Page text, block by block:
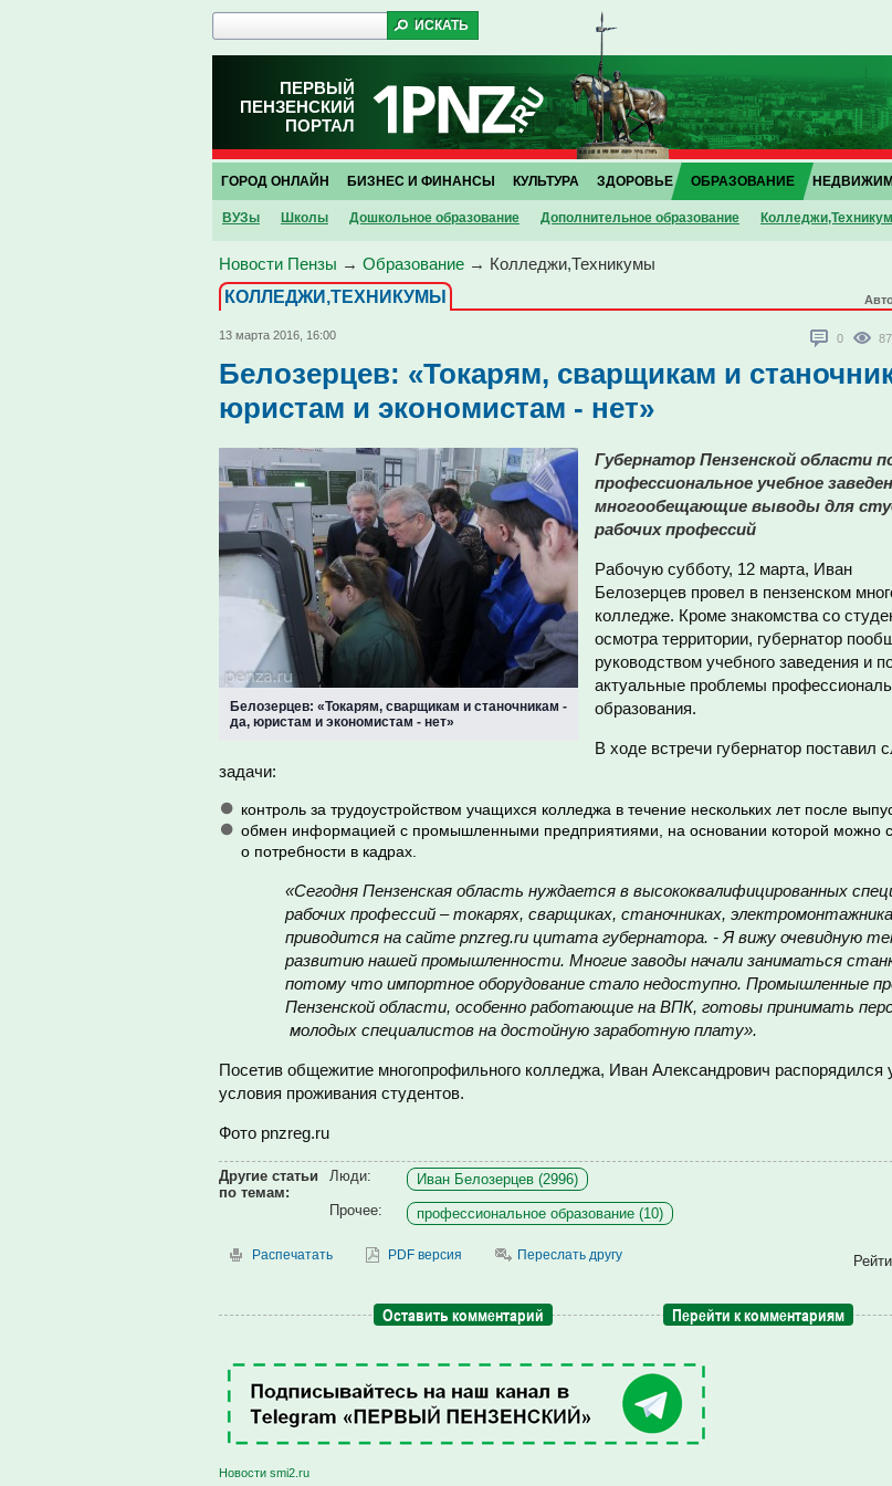
ПЕРВЫЙ
ПЕНЗЕНСКИЙ
ПОРТАЛ
ГОРОД ОНЛАЙН БИЗНЕС И ФИНАНСЫ КУЛЬТУРА ЗДОРОВЬЕ ОБРАЗОВАНИЕ
ВУЗы Школы Дошкольное образование Дополнительное образование
Новости Пензы → Образование → Колледжи,Техникумы
КОЛЛЕДЖИ,ТЕХНИКУМЫ
13 марта 2016, 16:00 0
Белозерцев: «Токарям, сварщикам и
юристам и экономистам - нет»
Белозерцев: «Токарям, сварщикам и станочникам -
да, юристам и экономистам - нет»
Губернатор Пензенской области
профессиональное учебное
многообещающие выводы для
рабочих профессий
Рабочую субботу, 12 марта, Иван
Белозерцев провел в пензенском
колледже. Кроме знакомства со
осмотра территории, губернатор
руководством учебного заведения и
актуальные проблемы
образования.
В ходе встречи губернатор поставил
задачи:
контроль за трудоустройством учащихся колледжа в течение нескольких лет после
обмен информацией с промышленными предприятиями, на основании которой можно
о потребности в кадрах.
«Сегодня Пензенская область нуждается в высококвалифицированных
рабочих профессий – токарях, сварщиках, станочниках,
приводится на сайте pnzreg.ru цитата губернатора. - Я вижу очевидную
развитию нашей промышленности. Многие заводы начали заниматься
потому что импортное оборудование стало недоступно. Промышленные
Пензенской области, особенно работающие на ВПК, готовы принимать
молодых специалистов на достойную заработную плату».
Посетив общежитие многопрофильного колледжа, Иван Александрович распорядился
условия проживания студентов.
Фото pnzreg.ru
Другие статьи
по темам:
Люди:
Иван Белозерцев (2996)
Прочее:
профессиональное образование (10)
Распечатать PDF версия Переслать другу
Оставить комментарий Перейти к комментариям
Новости smi2.ru